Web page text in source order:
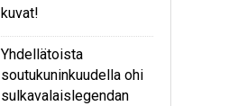
kuvat!
Yhdellätoista
soutukuninkuudella ohi
sulkavalaislegendan